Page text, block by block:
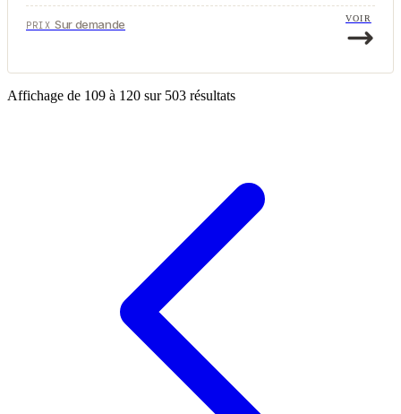
PRIX Sur demande VOIR
Affichage de 109 à 120 sur 503 résultats